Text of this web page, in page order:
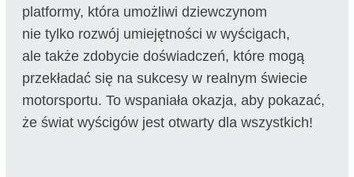
platformy, która umożliwi dziewczynom
nie tylko rozwój umiejętności w wyścigach,
ale także zdobycie doświadczeń, które mogą
przekładać się na sukcesy w realnym świecie
motorsportu. To wspaniała okazja, aby pokazać,
że świat wyścigów jest otwarty dla wszystkich!